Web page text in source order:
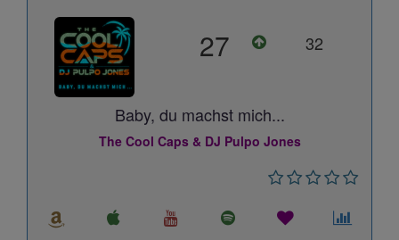
27 32
Baby, du machst mich...
The Cool Caps & DJ Pulpo Jones